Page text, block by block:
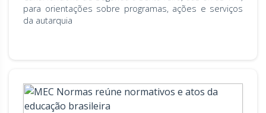
para orientações sobre programas, ações e serviços
da autarquia